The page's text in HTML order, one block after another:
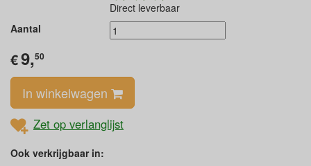
Direct leverbaar
Aantal
€9,50
In winkelwagen
Zet op verlanglijst
Ook verkrijgbaar in: